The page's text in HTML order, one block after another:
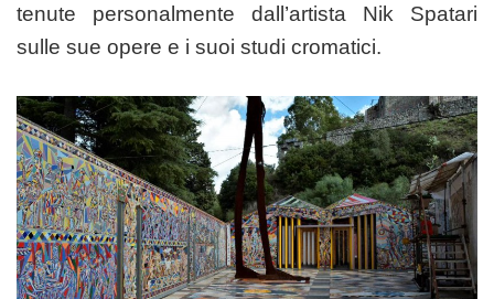
tenute personalmente dall’artista Nik Spatari
sulle sue opere e i suoi studi cromatici.